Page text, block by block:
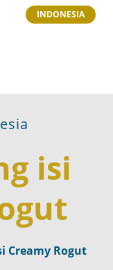
INDONESIA
isi
Creamy Rogut